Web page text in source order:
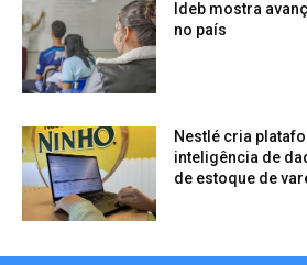
Ideb mostra
no país
Nestlé cria
inteligência de
de estoque de